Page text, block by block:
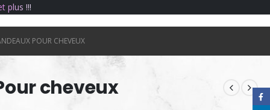
t plus !!!
POUR CHEVEUX
cheveux